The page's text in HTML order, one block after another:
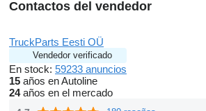
Contactos del vendedor
TruckParts Eesti OÜ
Vendedor verificado
En stock: 59233 anuncios
15 años en Autoline
24años en el mercado